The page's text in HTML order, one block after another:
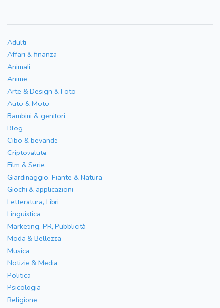
Adulti
Affari & finanza
Animali
Anime
Arte & Design & Foto
Auto & Moto
Bambini & genitori
Blog
Cibo & bevande
Criptovalute
Film & Serie
Giardinaggio, Piante & Natura
Giochi & applicazioni
Letteratura, Libri
Linguistica
Marketing, PR, Pubblicità
Moda & Bellezza
Musica
Notizie & Media
Politica
Psicologia
Religione